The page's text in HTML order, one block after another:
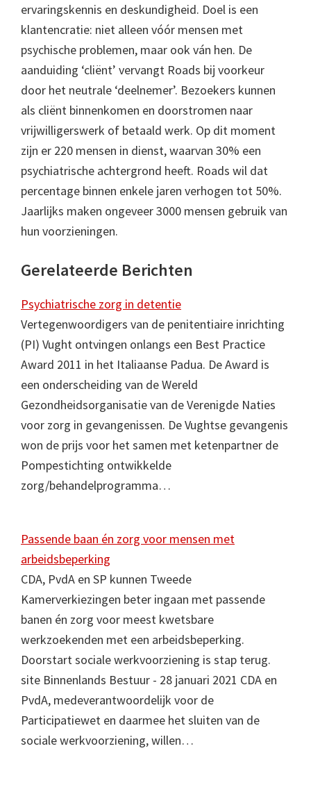
ervaringskennis en deskundigheid. Doel is een
klantencratie: niet alleen vóór mensen met
psychische problemen, maar ook ván hen. De
aanduiding ‘cliënt’ vervangt Roads bij voorkeur
door het neutrale ‘deelnemer’. Bezoekers kunnen
als cliënt binnenkomen en doorstromen naar
vrijwilligerswerk of betaald werk. Op dit moment
zijn er 220 mensen in dienst, waarvan 30% een
psychiatrische achtergrond heeft. Roads wil dat
percentage binnen enkele jaren verhogen tot 50%.
Jaarlijks maken ongeveer 3000 mensen gebruik van
hun voorzieningen.
Gerelateerde Berichten
Psychiatrische zorg in detentie
Vertegenwoordigers van de penitentiaire inrichting
(PI) Vught ontvingen onlangs een Best Practice
Award 2011 in het Italiaanse Padua. De Award is
een onderscheiding van de Wereld
Gezondheidsorganisatie van de Verenigde Naties
voor zorg in gevangenissen. De Vughtse gevangenis
won de prijs voor het samen met ketenpartner de
Pompestichting ontwikkelde
zorg/behandelprogramma…
Passende baan én zorg voor mensen met
arbeidsbeperking
CDA, PvdA en SP kunnen Tweede
Kamerverkiezingen beter ingaan met passende
banen én zorg voor meest kwetsbare
werkzoekenden met een arbeidsbeperking.
Doorstart sociale werkvoorziening is stap terug.
site Binnenlands Bestuur - 28 januari 2021 CDA en
PvdA, medeverantwoordelijk voor de
Participatiewet en daarmee het sluiten van de
sociale werkvoorziening, willen…